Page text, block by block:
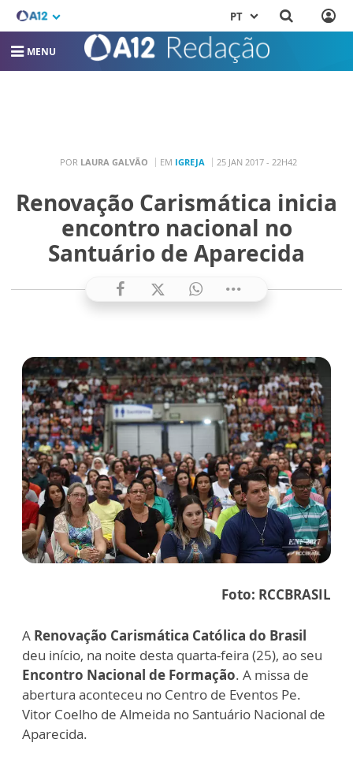
PT
MENU
POR LAURA GALVÃO EM IGREJA 25 JAN 2017 - 22H42
Renovação Carismática inicia
encontro nacional no
Santuário de Aparecida
Foto: RCCBRASIL
A Renovação Carismática Católica do Brasil
deu início, na noite desta quarta-feira (25), ao seu
Encontro Nacional de Formação. A missa de
abertura aconteceu no Centro de Eventos Pe.
Vitor Coelho de Almeida no Santuário Nacional de
Aparecida.